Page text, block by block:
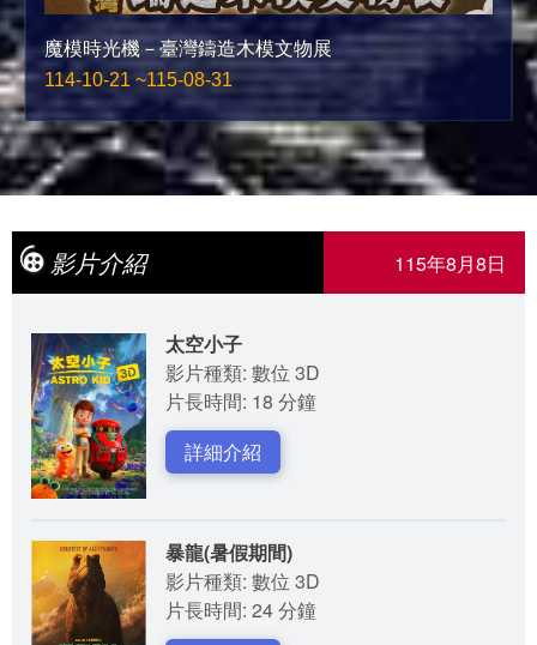
魔模時光機－臺灣鑄造木模文物展
114-10-21 ~115-08-31
影片介紹 115年8月8日
太空小子
影片種類: 數位 3D
片長時間: 18 分鐘
詳細介紹
暴龍(暑假期間)
影片種類: 數位 3D
片長時間: 24 分鐘